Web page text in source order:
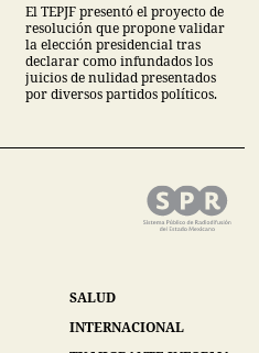
El TEPJF presentó el proyecto de
resolución que propone validar
la elección presidencial tras
declarar como infundados los
juicios de nulidad presentados
por diversos partidos políticos.
SALUD
INTERNACIONAL